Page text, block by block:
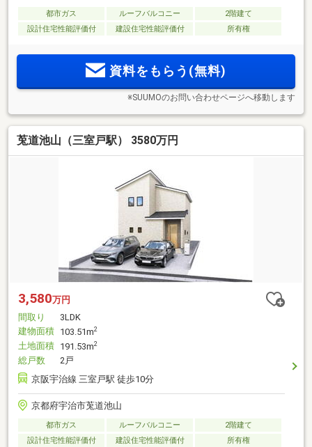
都市ガス ルーフバルコニー
2階建て
設計住宅性能評価付
建設住宅性能評価付 所有権
資料をもらう(無料)
※SUUMOのお問い合わせページへ移動します
莵道池山（三室戸駅） 3580万円
3,580万円
間取り
3LDK
建物面積 103.51m2
土地面積 191.53m2
総戸数
2戸
京阪宇治線 三室戸駅 徒歩10分
京都府宇治市莵道池山
都市ガス ルーフバルコニー
2階建て
設計住宅性能評価付
建設住宅性能評価付 所有権